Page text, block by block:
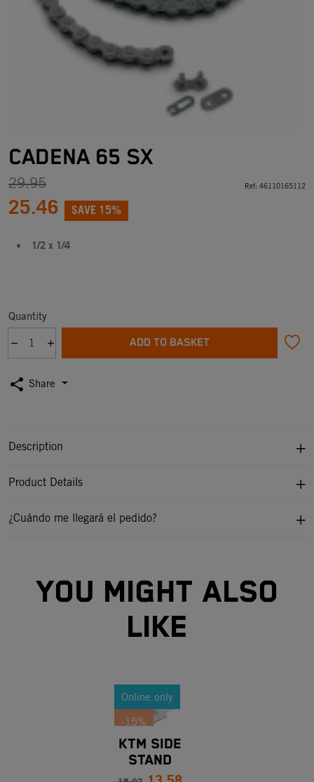
CADENA 65 SX
29.95
25.46 SAVE 15%
Ref: 46110165112
1/2 x 1/4
Quantity
ADD TO BASKET
share Share
Description
Product Details
¿Cuándo me llegará el pedido?
YOU MIGHT ALSO
LIKE
Online only
-15%
KTM SIDE
STAND
SPRING